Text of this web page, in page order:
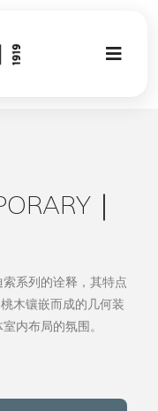
Toggle
现代风格
古典风格
可以翻译成
｜
系列的诠释，其特点
木镶嵌而成的几何装
内布局的氛围。